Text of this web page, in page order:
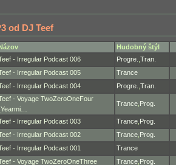
od DJ Teef
Hudobný štýl
- Irregular Podcast 006
Progre. Tran.
- Irregular Podcast 005
Trance
- Irregular Podcast 004
Progre. Tran.
- Voyage TwoZeroOneFour
Trance Prog.
- Irregular Podcast 003 Trance Prog.
- Irregular Podcast 002
Trance Prog.
- Irregular Podcast 001
Trance
- Voyage TwoZeroOneThree
Trance Prog.